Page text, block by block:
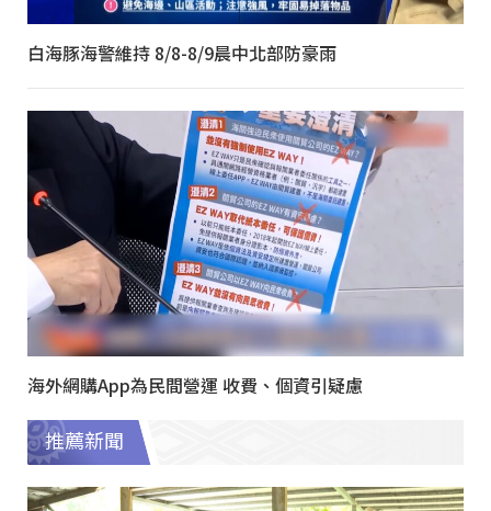
白海豚海警維持 8/8-8/9晨中北部防豪雨
海外網購App為民間營運 收費、個資引疑慮
推薦新聞